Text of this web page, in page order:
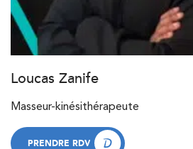
Loucas Zanife
Masseur-kinésithérapeute
PRENDRE RDV